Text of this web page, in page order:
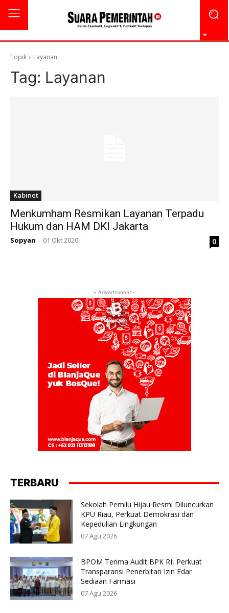
Topik Layanan
Tag: Layanan
Kabinet
Menkumham Resmikan Layanan Terpadu
Hukum dan HAM DKI Jakarta
Sopyan - 01 Okt 2020 0
- Advertisment -
TERBARU
Sekolah Pemilu Hijau Resmi Diluncurkan
KPU Riau, Perkuat Demokrasi dan
Kepedulian Lingkungan
07 Agu 2026
BPOM Terima Audit BPK RI, Perkuat
Transparansi Penerbitan Izin Edar
Sediaan Farmasi
07 Agu 2026